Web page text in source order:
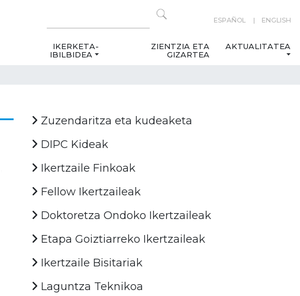
ESPAÑOL ENGLISH
IKERKETA-
IBILBIDEA
ZIENTZIA ETA
GIZARTEA
AKTUALITATEA
Zuzendaritza eta kudeaketa
DIPC Kideak
Ikertzaile Finkoak
Fellow Ikertzaileak
Doktoretza Ondoko Ikertzaileak
Etapa Goiztiarreko Ikertzaileak
Ikertzaile Bisitariak
Laguntza Teknikoa